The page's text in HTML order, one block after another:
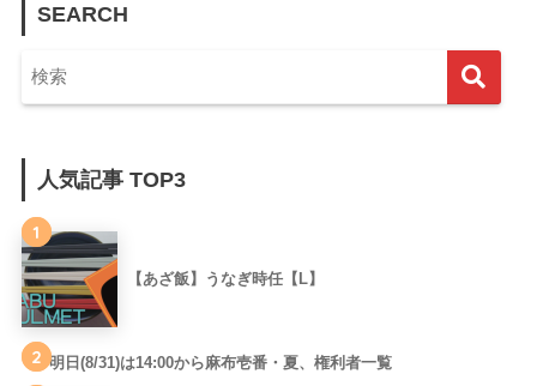
SEARCH
人気記事 TOP3
1
【あざ飯】うなぎ時任【L】
2 明日(8/31)は14:00から麻布壱番・夏、権利者一覧